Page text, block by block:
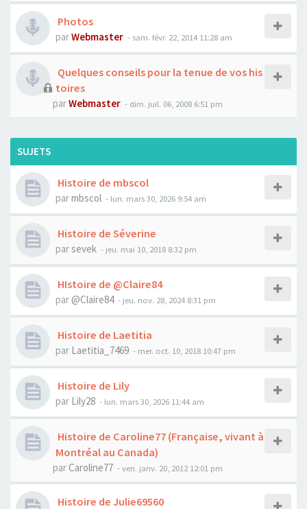
Photos
parWebmaster - sam. févr. 22, 2014 11:28 am
Quelques conseils pour la tenue de vos his
toires
parWebmaster - dim. juil. 06, 2008 6:51 pm
SUJETS
Histoire de mbscol
parmbscol - lun. mars 30, 2026 9:54 am
Histoire de Séverine
parsevek - jeu. mai 10, 2018 8:32 pm
HIstoire de @Claire84
par@Claire84 - jeu. nov. 28, 2024 8:31 pm
Histoire de Laetitia
par Laetitia_7469 - mer. oct. 10, 2018 10:47 pm
Histoire de Lily
par Lily28 - lun. mars 30, 2026 11:44 am
Histoire de Caroline77 (Française, vivant à
Montréal au Canada)
par Caroline77 - ven. janv. 20, 2012 12:01 pm
Histoire de Julie69560